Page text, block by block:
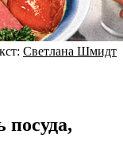
Светлана Шмидт
посуда,